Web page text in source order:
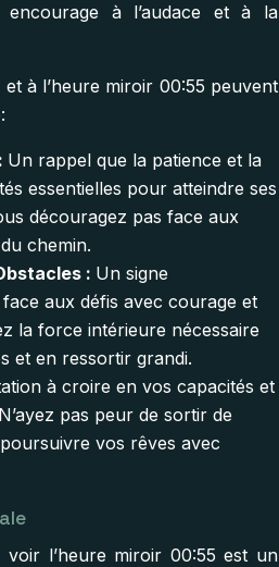
encourage à l’audace et à la
et à l’heure miroir 00:55 peuvent
Un rappel que la patience et la
essentielles pour atteindre ses
découragez pas face aux
chemin.
: Un signe
aux défis avec courage et
la force intérieure nécessaire
et en ressortir grandi.
à croire en vos capacités et
pas peur de sortir de
vos rêves avec
voir l’heure miroir 00:55 est un